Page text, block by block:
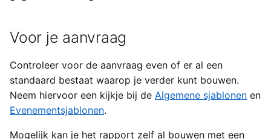
Audit
Yesplan 1.22, jun 2017
Yesplan 1.21, nov 2016
Voor je aanvraag
Controleer voor de aanvraag even of er al een
standaard bestaat waarop je verder kunt bouwen.
Neem hiervoor een kijkje bij de Algemene sjablonen en
Evenementsjablonen.
Mogelijk kan je het rapport zelf al bouwen met een